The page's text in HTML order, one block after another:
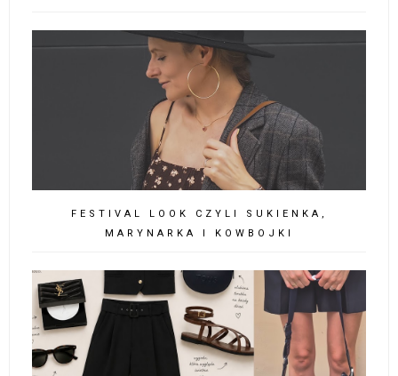
FESTIVAL LOOK CZYLI SUKIENKA,
MARYNARKA I KOWBOJKI